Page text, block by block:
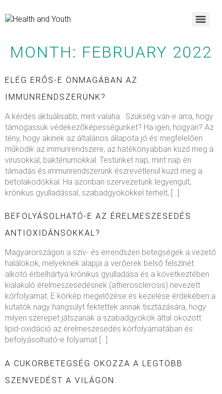
MONTH: FEBRUARY 2022
ELÉG ERŐS-E ÖNMAGÁBAN AZ
IMMUNRENDSZERÜNK?
A kérdés aktuálisabb, mint valaha. Szükség van-e arra, hogy
támogassuk védekezőképességünket? Ha igen, hogyan? Az
tény, hogy akinek az általános állapota jó és megfelelően
működik az immunrendszere, az hatékonyabban küzd meg a
vírusokkal, baktériumokkal. Testünket nap, mint nap éri
támadás és immunrendszerünk észrevétlenül küzd meg a
betolakodókkal. Ha azonban szervezetünk legyengült,
krónikus gyulladással, szabadgyökökkel terhelt, […]
BEFOLYÁSOLHATÓ-E AZ ÉRELMESZESEDÉS
ANTIOXIDÁNSOKKAL?
Magyarországon a szív- és érrendszeri betegségek a vezető
halálokok, melyeknek alapja a verőerek belső felszínét
alkotó érbelhártya krónikus gyulladása és a következtében
kialakuló érelmeszesedésnek (atherosclerosis) nevezett
kórfolyamat. E kórkép megelőzése és kezelése érdekében a
kutatók nagy hangsúlyt fektettek annak tisztázására, hogy
milyen szerepet játszanak a szabadgyökök által okozott
lipid-oxidáció az érelmeszesedés kórfolyamatában és
befolyásolható-e folyamat […]
A CUKORBETEGSÉG OKOZZA A LEGTÖBB
SZENVEDÉST A VILÁGON.